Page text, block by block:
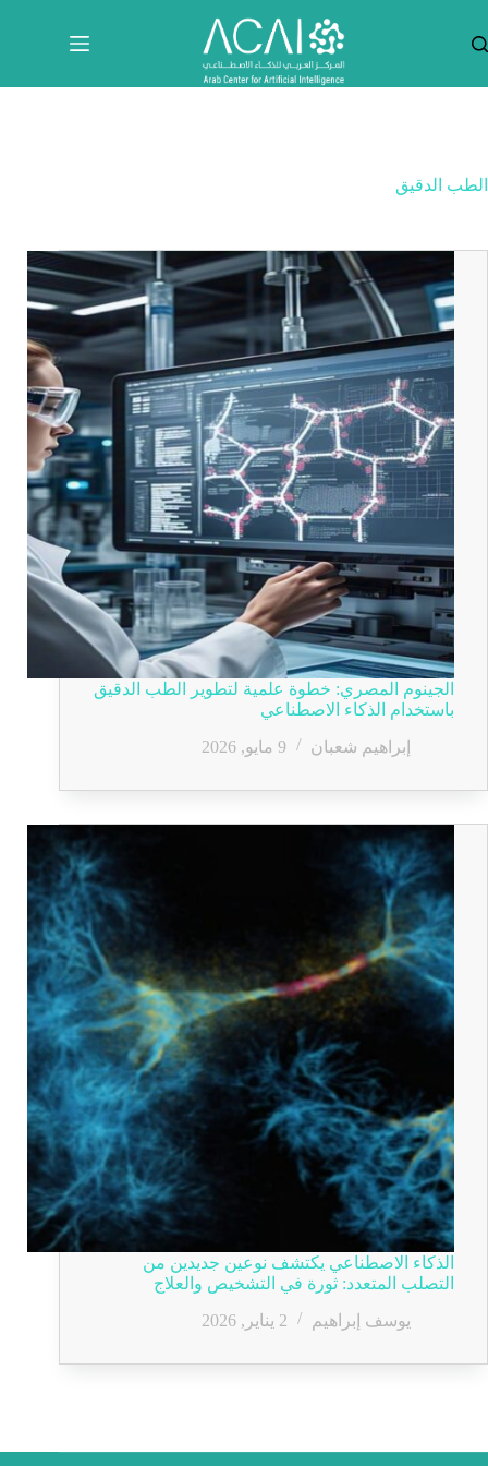
المحتوى
الطب الدقيق
الجينوم المصري: خطوة علمية لتطوير الطب الدقيق
باستخدام الذكاء الاصطناعي
إبراهيم شعبان
9 مايو, 2026
الذكاء الاصطناعي يكتشف نوعين جديدين من
التصلب المتعدد: ثورة في التشخيص والعلاج
يوسف إبراهيم
2 يناير, 2026